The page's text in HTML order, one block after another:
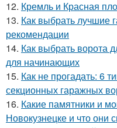
12. Кремль и Красная
13. Как выбрать лучшие
рекомендации
14. Как выбрать ворота
для начинающих
15. Как не прогадать: 6
секционных гаражных
16. Какие памятники и
Новокузнецке и что они